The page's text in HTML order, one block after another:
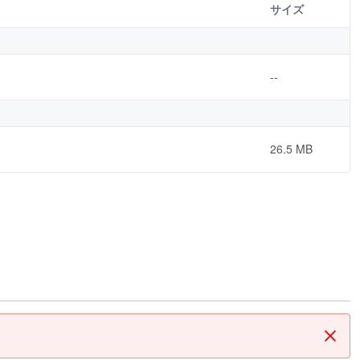
サイズ
--
26.5 MB
閉じ